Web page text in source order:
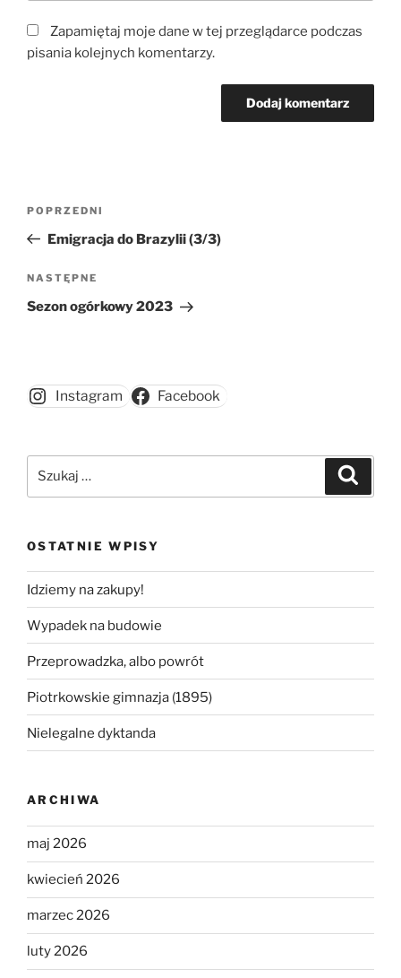
Zapamiętaj moje dane w tej przeglądarce podczas
pisania kolejnych komentarzy.
Poprzedni
wpis
POPRZEDNI
Emigracja do Brazylii (3/3)
Następny
wpis
NASTĘPNE
Sezon ogórkowy 2023
Instagram Facebook
OSTATNIE WPISY
Idziemy na zakupy!
Wypadek na budowie
Przeprowadzka, albo powrót
Piotrkowskie gimnazja (1895)
Nielegalne dyktanda
ARCHIWA
maj 2026
kwiecień 2026
marzec 2026
luty 2026